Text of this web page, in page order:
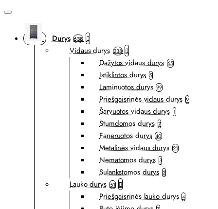
Durys 638
Vidaus durys 238
Dažytos vidaus durys 65
Įstiklintos durys 5
Laminuotos durys 99
Priešgaisrinės vidaus durys 9
Šarvuotos vidaus durys 1
Stumdomos durys 7
Faneruotos durys 40
Metalinės vidaus durys 21
Nematomos durys 3
Sulankstomos durys 2
Lauko durys 51
Priešgaisrinės lauko durys 4